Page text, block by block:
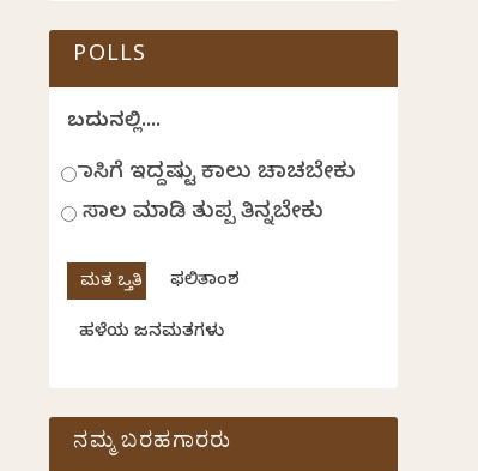
POLLS
ಬದುಕಿನಲ್ಲಿ....
ಹಾಸಿಗೆ ಇದ್ದಷ್ಟು ಕಾಲು ಚಾಚಬೇಕು
ಸಾಲ ಮಾಡಿ ತುಪ್ಪ ತಿನ್ನಬೇಕು
ಫಲಿತಾಂಶ
ಹಳೆಯ ಜನಮತಗಳು
ನಮ್ಮ ಬರಹಗಾರರು